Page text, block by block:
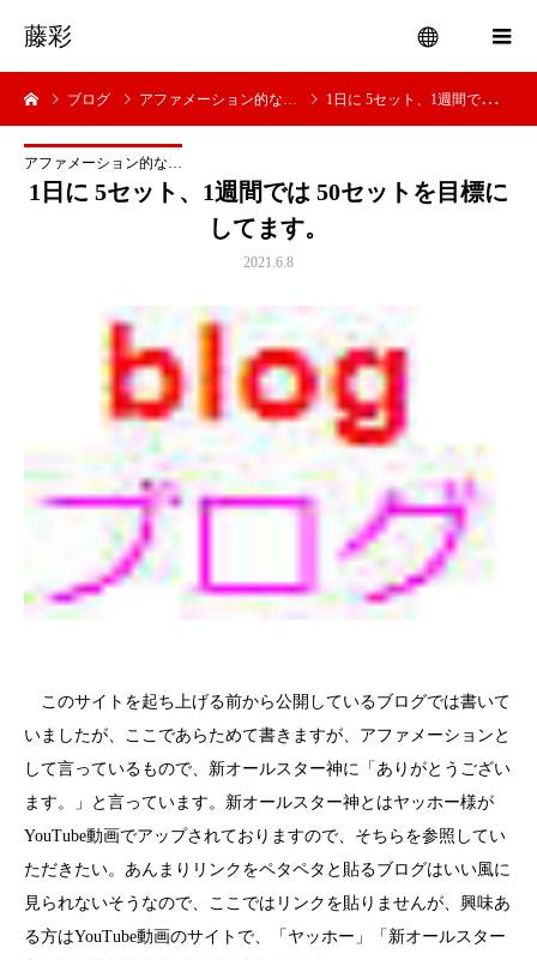
藤彩
menu
ブログ アファメーション的な… 1日に 5セット、1週間では 50セ
アファメーション的な…
1日に 5セット、1週間では 50セットを目標に
してます。
2021.6.8
このサイトを起ち上げる前から公開しているブログでは書いて
いましたが、ここであらためて書きますが、アファメーションと
して言っているもので、新オールスター神に「ありがとうござい
ます。」と言っています。新オールスター神とはヤッホー様が
YouTube動画でアップされておりますので、そちらを参照してい
ただきたい。あんまりリンクをペタペタと貼るブログはいい風に
見られないそうなので、ここではリンクを貼りませんが、興味あ
る方はYouTube動画のサイトで、「ヤッホー」「新オールスター